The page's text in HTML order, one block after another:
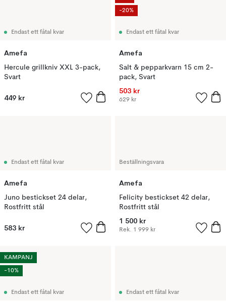
Endast ett fåtal kvar
Amefa
Hercule grillkniv XXL 3-pack,
Svart
449 kr
Endast ett fåtal kvar
Amefa
Salt & pepparkvarn 15 cm 2-
pack, Svart
503 kr
629 kr
-20%
Endast ett fåtal kvar
Amefa
Juno bestickset 24 delar,
Rostfritt stål
583 kr
Beställningsvara
Amefa
Felicity bestickset 42 delar,
Rostfritt stål
1 500 kr
Rek. 1 999 kr
Endast ett fåtal kvar
KAMPANJ
-10%
Endast ett fåtal kvar